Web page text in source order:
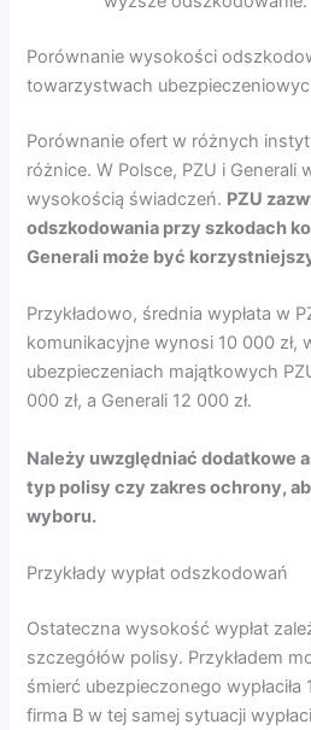
Porównanie wysokości
towarzystwach
Porównanie ofert w różnych
różnice. W Polsce, PZU i Generali
wysokością świadczeń. PZU
odszkodowania przy szkodach
Generali może być
Przykładowo, średnia wypłata w
komunikacyjne wynosi 10 000 zł,
ubezpieczeniach majątkowych
000 zł, a Generali 12 000 zł.
Należy uwzględniać dodatkowe
typ polisy czy zakres ochrony,
wyboru.
Przykłady wypłat odszkodowań
Ostateczna wysokość wypłat
szczegółów polisy. Przykładem
śmierć ubezpieczonego
firma B w tej samej sytuacji